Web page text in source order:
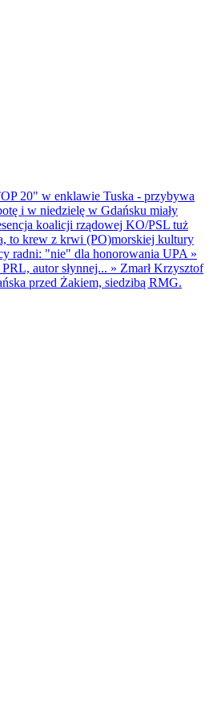
20" w enklawie Tuska - przybywa
i w niedzielę w Gdańsku miały
koalicji rządowej KO/PSL tuż
to krew z krwi (PO)morskiej kultury
radni: "nie" dla honorowania UPA »
autor słynnej... » Zmarł Krzysztof
przed Żakiem, siedzibą RMG.